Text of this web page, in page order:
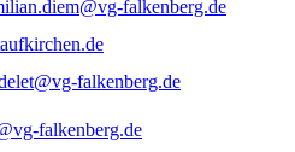
falkenberg.de
falkenberg.de
falkenberg.de